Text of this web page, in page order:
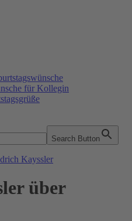
für Kollegin
Search Button
Kayssler
über